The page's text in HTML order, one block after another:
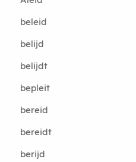
beleid
belijd
belijdt
bepleit
bereid
bereidt
berijd